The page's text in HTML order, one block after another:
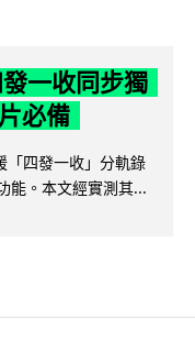
一收同步獨
必備
四發一收」分軌錄
能。本文經實測其...